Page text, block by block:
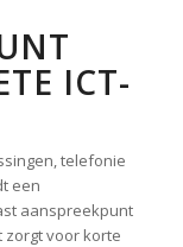
ICT-
telefonie
een
aanspreekpunt
zorgt voor korte